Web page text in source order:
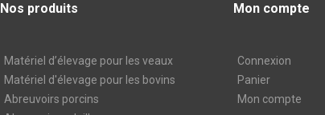
Nos produits
Matériel d’élevage pour les veaux
Matériel d'élevage pour les bovins
Abreuvoirs porcins
Mon compte
Connexion
Panier
Mon compte